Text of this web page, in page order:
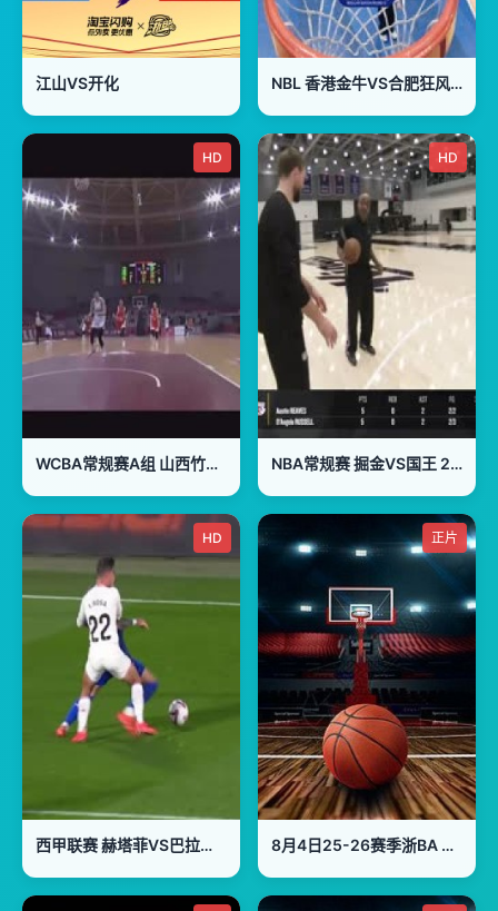
江山VS开化 NBL 香港金牛VS合肥狂风峻茂 20250729
HD
WCBA常规赛A组 山西竹叶青酒VS内蒙古农信 20250212
HD
NBA常规赛 掘金VS国王 20240210
HD
西甲联赛 赫塔菲VS巴拉多利德 20241123
正片
8月4日25-26赛季浙BA 富阳81VS71萧山